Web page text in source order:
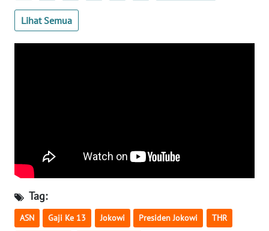
Lihat Semua
Tag:
ASN Gaji Ke 13 Jokowi Presiden Jokowi THR
WN
PAPUA
WN
JAMBI
WN
SULTRA